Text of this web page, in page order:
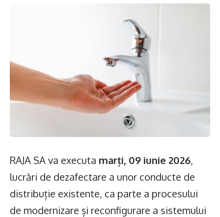
RAJA SA va executa marți, 09 iunie 2026,
lucrări de dezafectare a unor conducte de
distribuție existente, ca parte a procesului
de modernizare și reconfigurare a sistemului